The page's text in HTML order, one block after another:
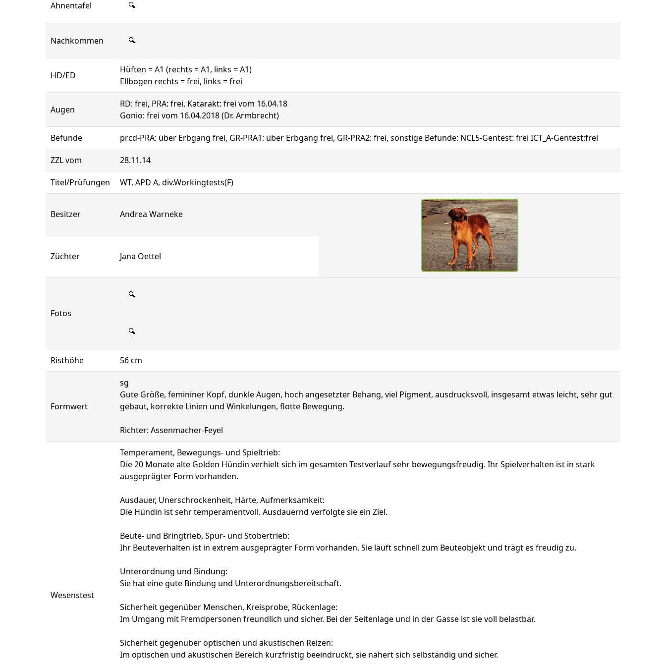
Ahnentafel
Nachkommen
HD/ED
Hüften = A1 (rechts = A1, links = A1)
Ellbogen rechts = frei, links = frei
Augen
RD: frei, PRA: frei, Katarakt: frei vom 16.04.18
Gonio: frei vom 16.04.2018 (Dr. Armbrecht)
Befunde prcd-PRA: über Erbgang frei, GR-PRA1: über Erbgang frei, GR-PRA2: frei, sonstige Befunde: NCL5-Gentest: frei ICT_A-Gentest:frei
ZZL vom 28.11.14
Titel/Prüfungen WT, APD A, div.Workingtests(F)
Besitzer Andrea Warneke
Züchter Jana Oettel
Fotos
Risthöhe 56 cm
Formwert
sg
Gute Größe, femininer Kopf, dunkle Augen, hoch angesetzter Behang, viel Pigment, ausdrucksvoll, insgesamt etwas leicht, sehr gut
gebaut, korrekte Linien und Winkelungen, flotte Bewegung.
Richter: Assenmacher-Feyel
Wesenstest
Temperament, Bewegungs- und Spieltrieb:
Die 20 Monate alte Golden Hündin verhielt sich im gesamten Testverlauf sehr bewegungsfreudig. Ihr Spielverhalten ist in stark
ausgeprägter Form vorhanden.
Ausdauer, Unerschrockenheit, Härte, Aufmerksamkeit:
Die Hündin ist sehr temperamentvoll. Ausdauernd verfolgte sie ein Ziel.
Beute- und Bringtrieb, Spür- und Stöbertrieb:
Ihr Beuteverhalten ist in extrem ausgeprägter Form vorhanden. Sie läuft schnell zum Beuteobjekt und trägt es freudig zu.
Unterordnung und Bindung:
Sie hat eine gute Bindung und Unterordnungsbereitschaft.
Sicherheit gegenüber Menschen, Kreisprobe, Rückenlage:
Im Umgang mit Fremdpersonen freundlich und sicher. Bei der Seitenlage und in der Gasse ist sie voll belastbar.
Sicherheit gegenüber optischen und akustischen Reizen:
Im optischen und akustischen Bereich kurzfristig beeindruckt, sie nähert sich selbständig und sicher.